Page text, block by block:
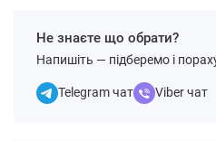
Не знаєте що обрати?
Напишіть — підберемо і
Telegram чат Viber чат